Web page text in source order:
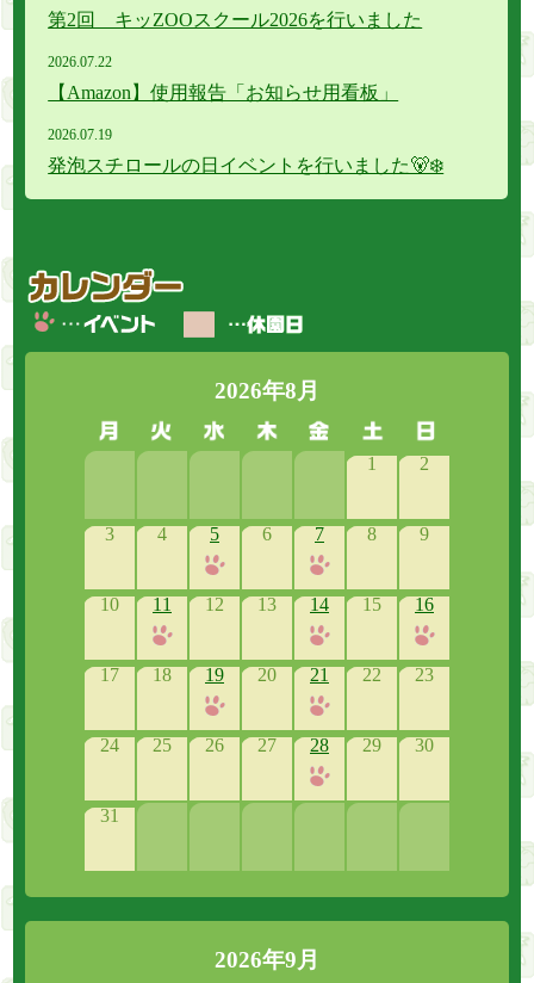
第2回 キッZOOスクール2026を行いました
2026.07.22
【Amazon】使用報告「お知らせ用看板」
2026.07.19
発泡スチロールの日イベントを行いました🐻‍❄️
2026年8月
1 2
3 4 5 6 7 8 9
10 11 12 13 14 15 16
17 18 19 20 21 22 23
24 25 26 27 28 29 30
31
2026年9月